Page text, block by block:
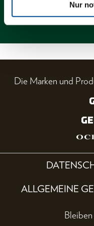
Nur
Die Marken und
ALLGEMEINE